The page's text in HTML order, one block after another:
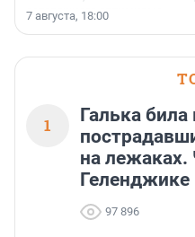
осторожного оптимизма.
7 августа, 18:00
1
Галька
на лежаках.
97 896